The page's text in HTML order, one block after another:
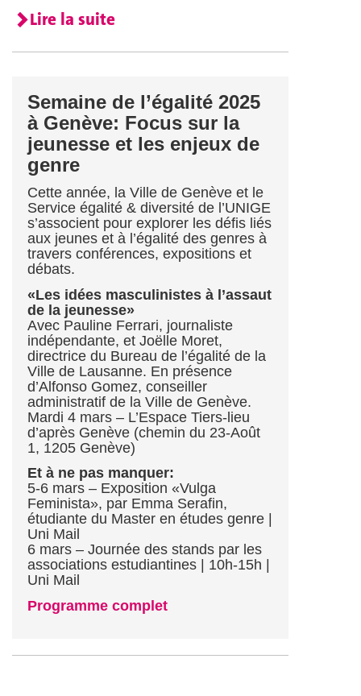
Lire la suite
Semaine de l’égalité 2025
à Genève: Focus sur la
jeunesse et les enjeux de
genre
Cette année, la Ville de Genève et le
Service égalité & diversité de l’UNIGE
s’associent pour explorer les défis liés
aux jeunes et à l’égalité des genres à
travers conférences, expositions et
débats.
«Les idées masculinistes à l’assaut
de la jeunesse»
Avec Pauline Ferrari, journaliste
indépendante, et Joëlle Moret,
directrice du Bureau de l’égalité de la
Ville de Lausanne. En présence
d’Alfonso Gomez, conseiller
administratif de la Ville de Genève.
Mardi 4 mars – L’Espace Tiers-lieu
d’après Genève (chemin du 23-Août
1, 1205 Genève)
Et à ne pas manquer:
5-6 mars – Exposition «Vulga
Feminista», par Emma Serafin,
étudiante du Master en études genre |
Uni Mail
6 mars – Journée des stands par les
associations estudiantines | 10h-15h |
Uni Mail
Programme complet